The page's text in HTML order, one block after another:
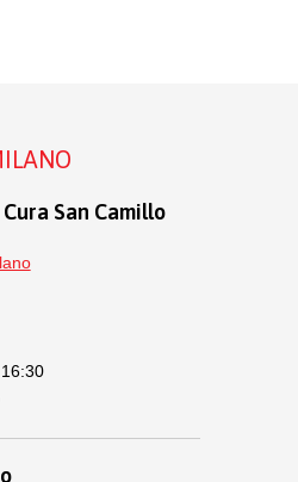
San Camillo